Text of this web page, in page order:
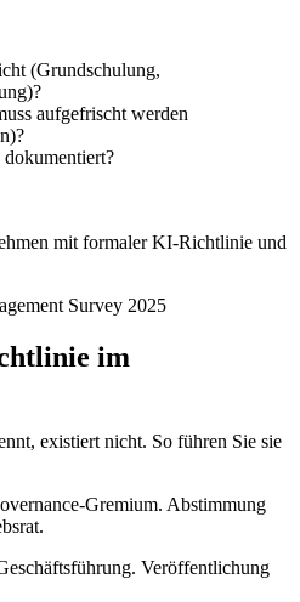
(Grundschulung,
aufgefrischt werden
mit formaler KI-Richtlinie und
Survey 2025
im
existiert nicht. So führen Sie sie
Gremium. Abstimmung
Veröffentlichung